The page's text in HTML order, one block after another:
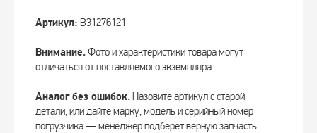
Артикул: B31276121
Внимание.Фото и характеристики товара могут
отличаться от поставляемого экземпляра.
Аналог без ошибок.Назовите артикул с старой
детали, или дайте марку, модель и серийный номер
погрузчика — менеджер подберёт верную запчасть.